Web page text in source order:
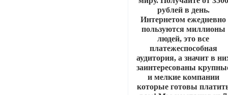
рублей в день.
Интернетом ежедневно
пользуются миллионы
людей, это все
платежеспособная
аудитория, а значит в
заинтересованы
и мелкие компании
которые готовы